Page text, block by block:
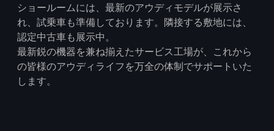
ショールームには、最新のアウディモデルが展示さ
れ、試乗車も準備しております。隣接する敷地には、
認定中古車も展示中。
最新鋭の機器を兼ね揃えたサービス工場が、これから
の皆様のアウディライフを万全の体制でサポートいた
します。